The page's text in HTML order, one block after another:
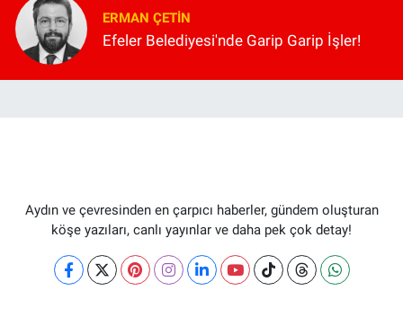
ERMAN ÇETIN
Efeler Belediyesi'nde Garip Garip İşler!
Aydın ve çevresinden en çarpıcı haberler, gündem oluşturan
köşe yazıları, canlı yayınlar ve daha pek çok detay!